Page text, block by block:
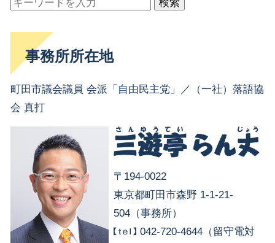
検索
事務所所在地
町田市議会議員 会派「自由民主党」／（一社）落語協
会 真打
〒194-0022
東京都町田市森野 1-1-21-
504（事務所）
042-720-4644（留守電対